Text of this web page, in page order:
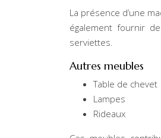
La présence d’une
également fournir
serviettes.
Autres meubles
Table de chevet
Lampes
Rideaux